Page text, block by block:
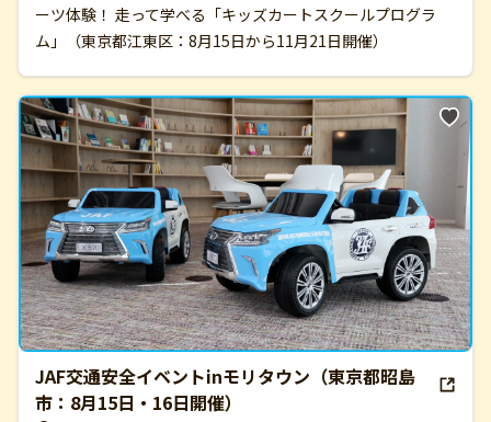
ーツ体験！ 走って学べる「キッズカートスクールプログラ
ム」（東京都江東区：8月15日から11月21日開催）
JAF交通安全イベントinモリタウン（東京都昭島
市：8月15日・16日開催）